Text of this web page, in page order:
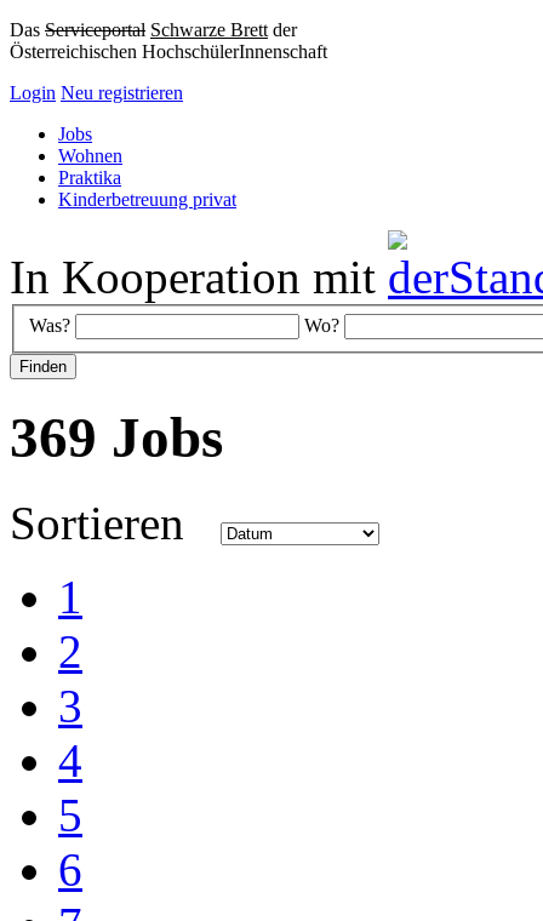
Das Serviceportal Schwarze Brett der
Österreichischen HochschülerInnenschaft
Login Neu registrieren
Jobs
Wohnen
Praktika
Kinderbetreuung privat
In Kooperation mit
Was? Wo?
369 Jobs
Sortieren
1
2
3
4
5
6